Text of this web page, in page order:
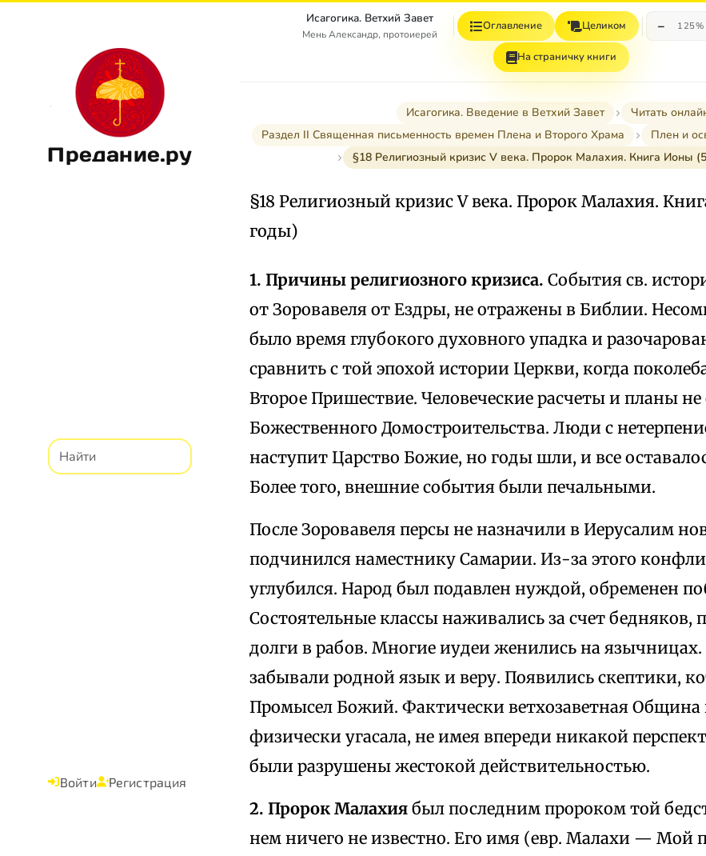
Предание.ру
Войти Регистрация
Исагогика. Ветхий Завет
Мень Александр, протоиерей
Оглавление Целиком − 125%
На страничку книги
Исагогика. Введение в Ветхий Завет
Читать
Раздел II Священная письменность времен Плена и Второго Храма
Плен и
§18 Религиозный кризис V века. Пророк Малахия. Книга Ионы
§18 Религиозный кризис V века. Пророк Малахия.
годы)
1. Причины религиозного кризиса. События св.
от Зоровавеля от Ездры, не отражены в Библии.
было время глубокого духовного упадка и
сравнить с той эпохой истории Церкви, когда
Второе Пришествие. Человеческие расчеты и планы
Божественного Домостроительства. Люди с
наступит Царство Божие, но годы шли, и все
Более того, внешние события были печальными.
После Зоровавеля персы не назначили в Иерусалим
подчинился наместнику Самарии. Из-за этого
углубился. Народ был подавлен нуждой, обременен
Состоятельные классы наживались за счет бедняков,
долги в рабов. Многие иудеи женились на
забывали родной язык и веру. Появились скептики,
Промысел Божий. Фактически ветхозаветная Община
физически угасала, не имея впереди никакой
были разрушены жестокой действительностью.
2. Пророк Малахия был последним пророком той
нем ничего не известно. Его имя (евр. Малахи — Мой